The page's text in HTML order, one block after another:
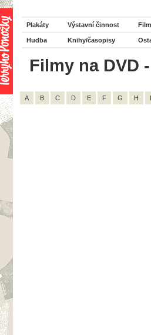
Plakáty Výstavní činnost
Hudba Knihy/časopisy
Filmy na DVD
A B C D E F G H I